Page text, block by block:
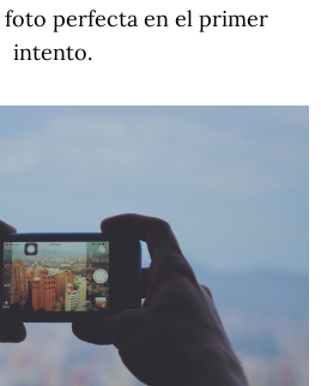
foto perfecta en el primer
intento.